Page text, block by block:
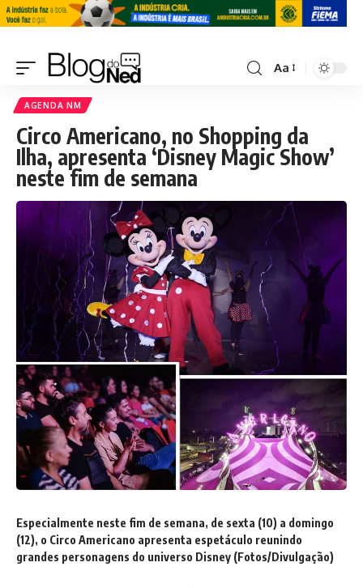
Aa
AGENDA NM
Circo Americano, no Shopping da
Ilha, apresenta ‘Disney Magic Show’
neste fim de semana
Especialmente neste fim de semana, de sexta (10) a domingo
(12), o Circo Americano apresenta espetáculo reunindo
grandes personagens do universo Disney (Fotos/Divulgação)